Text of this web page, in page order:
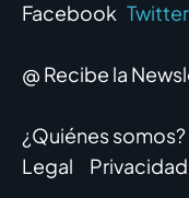
Facebook Twitter
@ Recibe la
¿Quiénes somos?
Legal
Privacidad